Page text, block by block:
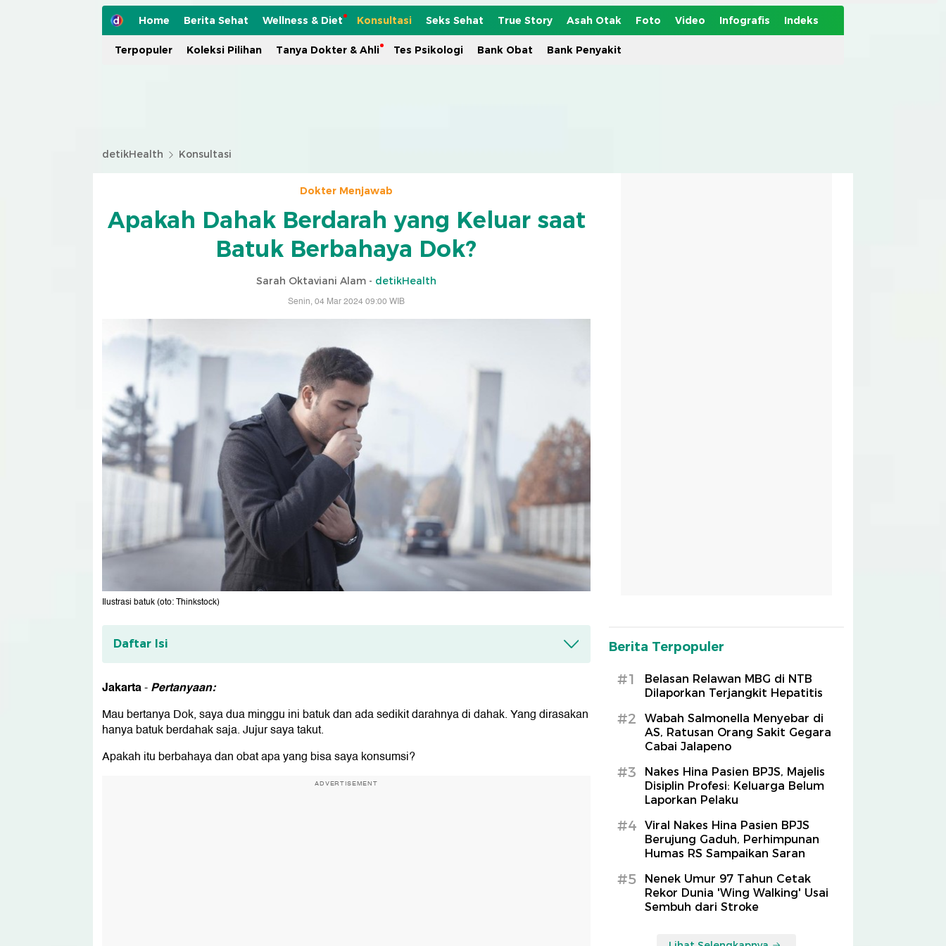
Home Berita Sehat Wellness & Diet Konsultasi Seks Sehat True Story Asah Otak Foto Video Infografis Indeks
Terpopuler Koleksi Pilihan Tanya Dokter & Ahli Tes Psikologi Bank Obat Bank Penyakit
detikHealth Konsultasi
Dokter Menjawab
Apakah Dahak Berdarah yang Keluar saat
Batuk Berbahaya Dok?
Sarah Oktaviani Alam - detikHealth
Senin, 04 Mar 2024 09:00 WIB
Ilustrasi batuk (oto: Thinkstock)
Daftar Isi
Tentang Konsultasi Kesehatan
Jakarta-Pertanyaan:
Mau bertanya Dok, saya dua minggu ini batuk dan ada sedikit darahnya di dahak. Yang dirasakan
hanya batuk berdahak saja. Jujur saya takut.
Apakah itu berbahaya dan obat apa yang bisa saya konsumsi?
ADVERTISEMENT
Berita Terpopuler
#1
Belasan Relawan MBG di NTB
Dilaporkan Terjangkit Hepatitis
#2
Wabah Salmonella Menyebar di
AS, Ratusan Orang Sakit Gegara
Cabai Jalapeno
#3
Nakes Hina Pasien BPJS, Majelis
Disiplin Profesi: Keluarga Belum
Laporkan Pelaku
#4
Viral Nakes Hina Pasien BPJS
Berujung Gaduh, Perhimpunan
Humas RS Sampaikan Saran
#5
Nenek Umur 97 Tahun Cetak
Rekor Dunia 'Wing Walking' Usai
Sembuh dari Stroke